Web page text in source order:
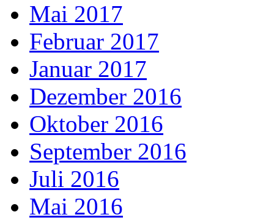
Mai 2017
Februar 2017
Januar 2017
Dezember 2016
Oktober 2016
September 2016
Juli 2016
Mai 2016